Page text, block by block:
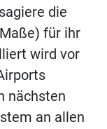
die
für ihr
wird vor
nächsten
an allen